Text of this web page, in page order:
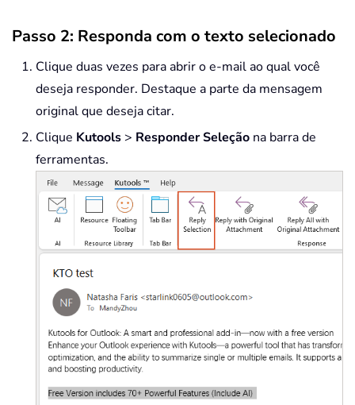
Passo 2: Responda com o texto selecionado
Clique duas vezes para abrir o e-mail ao qual você
deseja responder. Destaque a parte da mensagem
original que deseja citar.
Clique Kutools > Responder Seleção na barra de
ferramentas.